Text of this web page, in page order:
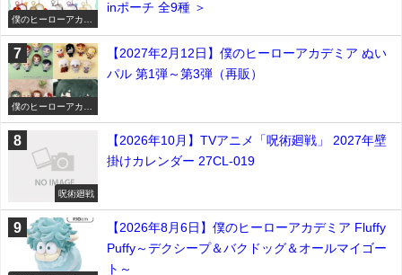
僕のヒーローアカデ
ミア
inポーチ 全9種 ＞
僕のヒーローアカデ
ミア
【2027年2月12日】僕のヒーローアカデミア ぬい
パル 第1弾～第3弾（再販）
呪術廻戦
【2026年10月】TVアニメ「呪術廻戦」 2027年壁
掛けカレンダー 27CL-019
【2026年8月6日】僕のヒーローアカデミア Fluffy
Puffy～デクシープ＆バクドッグ＆オールマイゴー
ト～